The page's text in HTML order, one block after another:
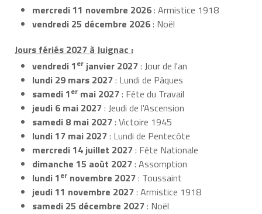
mercredi 11 novembre 2026: Armistice 1918
vendredi 25 décembre 2026: Noël
Jours fériés 2027 à Juignac :
vendredi 1er janvier 2027: Jour de l'an
lundi 29 mars 2027: Lundi de Pâques
samedi 1er mai 2027: Fête du Travail
jeudi 6 mai 2027: Jeudi de l'Ascension
samedi 8 mai 2027: Victoire 1945
lundi 17 mai 2027: Lundi de Pentecôte
mercredi 14 juillet 2027: Fête Nationale
dimanche 15 août 2027: Assomption
lundi 1er novembre 2027: Toussaint
jeudi 11 novembre 2027: Armistice 1918
samedi 25 décembre 2027: Noël